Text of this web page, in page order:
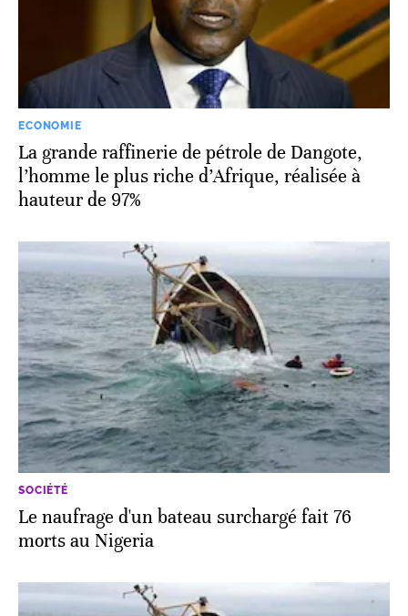
ECONOMIE
La grande raffinerie de pétrole de Dangote,
l’homme le plus riche d’Afrique, réalisée à
hauteur de 97%
SOCIÉTÉ
Le naufrage d'un bateau surchargé fait 76
morts au Nigeria